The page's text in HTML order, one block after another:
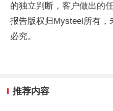
的独立判断，客户做出的
报告版权归Mysteel所有
必究。
推荐内容